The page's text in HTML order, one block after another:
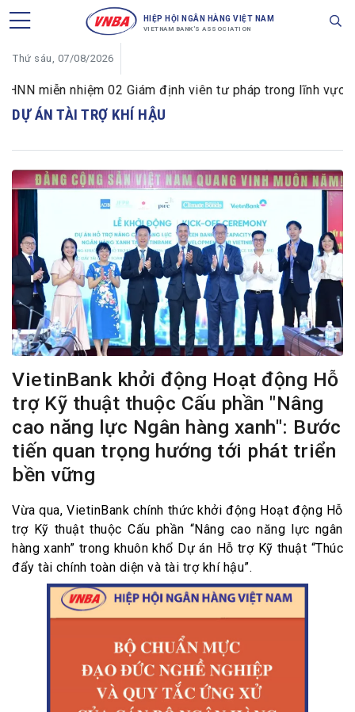
HIỆP HỘI NGÂN HÀNG VIỆT NAM
VIETNAM BANK'S ASSOCIATION
Thứ sáu, 07/08/2026
miễn nhiệm 02 Giám định viên tư pháp trong lĩnh vực
DỰ ÁN TÀI TRỢ KHÍ HẬU
VietinBank khởi động Hoạt động Hỗ
trợ Kỹ thuật thuộc Cấu phần "Nâng
cao năng lực Ngân hàng xanh": Bước
tiến quan trọng hướng tới phát triển
bền vững
Vừa qua, VietinBank chính thức khởi động Hoạt động Hỗ
trợ Kỹ thuật thuộc Cấu phần “Nâng cao năng lực ngân
hàng xanh” trong khuôn khổ Dự án Hỗ trợ Kỹ thuật “Thúc
đẩy tài chính toàn diện và tài trợ khí hậu”.